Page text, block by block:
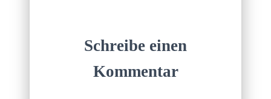
Schreibe einen
Kommentar